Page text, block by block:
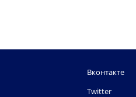
Вконтакте
Twitter